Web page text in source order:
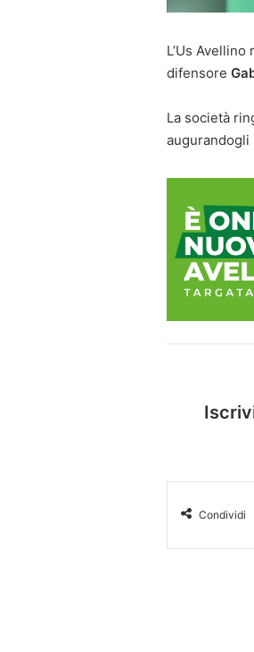
L’Us
difensore
La società
Condividi